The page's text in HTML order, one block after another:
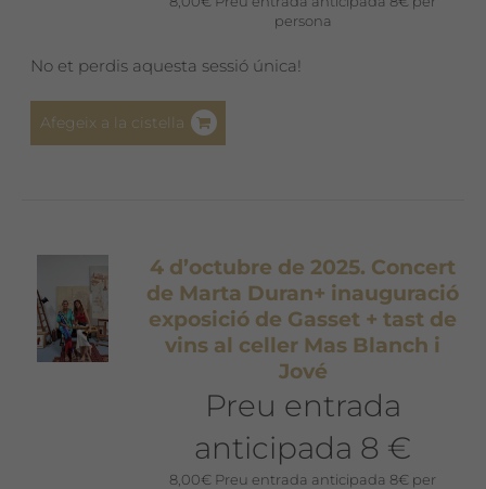
persona
No et perdis aquesta sessió única!
Afegeix a la cistella
4 d’octubre de 2025. Concert
de Marta Duran+ inauguració
exposició de Gasset + tast de
vins al celler Mas Blanch i
Jové
Preu entrada
anticipada 8 €
8,00€ Preu entrada anticipada 8€ per